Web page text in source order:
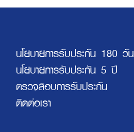
นโยบายการรับประกัน 180 วัน
นโยบายการรับประกัน 5 ปี
ตรวจสอบการรับประกัน
ติดต่อเรา